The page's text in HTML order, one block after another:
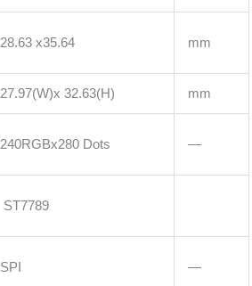
28.63 x35.64 mm
27.97(W)x 32.63(H) mm
240RGBx280 Dots —
ST7789
SPI —